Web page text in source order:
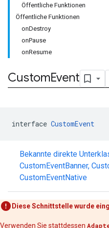
Öffentliche Funktionen
Öffentliche Funktionen
onDestroy
onPause
onResume
CustomEvent
interface CustomEvent
Bekannte direkte
CustomEventBanner,
CustomEventNative
Diese Schnittstelle wurde
Verwenden Sie stattdessen